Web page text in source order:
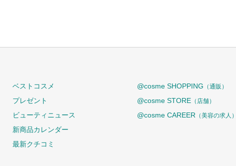
ベストコスメ
プレゼント
ビューティニュース
新商品カレンダー
最新クチコミ
@cosme SHOPPING （通販）
@cosme STORE （店舗）
@cosme CAREER （美容の求人）